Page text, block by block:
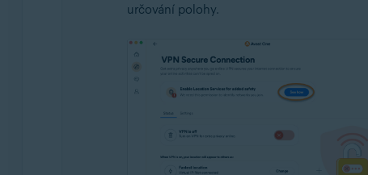
určování polohy.